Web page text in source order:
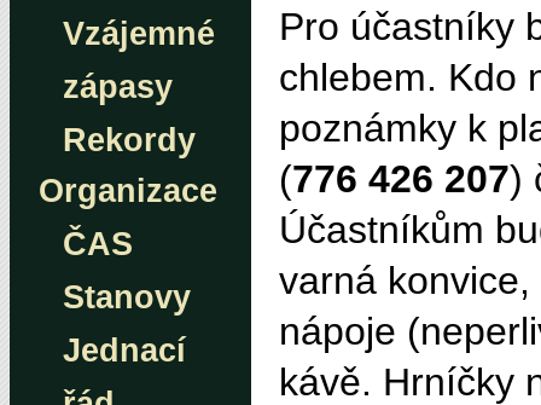
Vzájemné
zápasy
Rekordy
Organizace
ČAS
Stanovy
Jednací
Pro účastníky
chlebem. Kdo
poznámky k
(776 426 207)
Účastníkům
varná
nápoje
kávě. Hrníčky